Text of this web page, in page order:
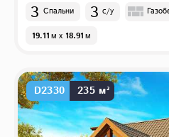
3 Спальни 3 с/у
19.11м x 18.91м
D2330 235 м²